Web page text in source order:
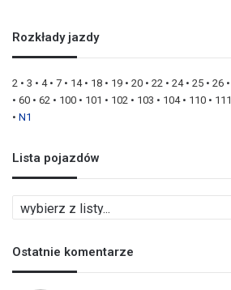
Rozkłady jazdy
2 • 3 • 4• 7 • 14• 18 • 19 • 20 • 22 • 24• 25 • 26 •
• 60 • 62 • 100 • 101 • 102 • 103 • 104• 110 • 111
• N1
Lista pojazdów
i
t
a
Ostatnie komentarze